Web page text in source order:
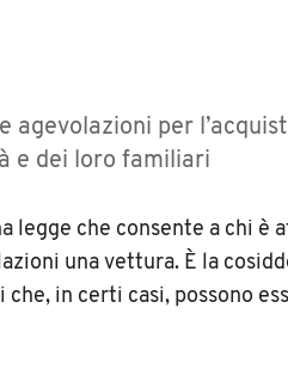
agevolazioni per
e dei loro familiari
legge che consente a chi
una vettura. È la
che, in certi casi, possono